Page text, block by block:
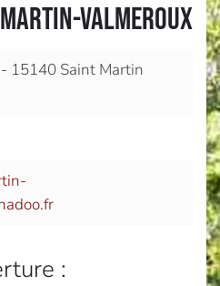
Valmeroux
15140 Saint Martin
: